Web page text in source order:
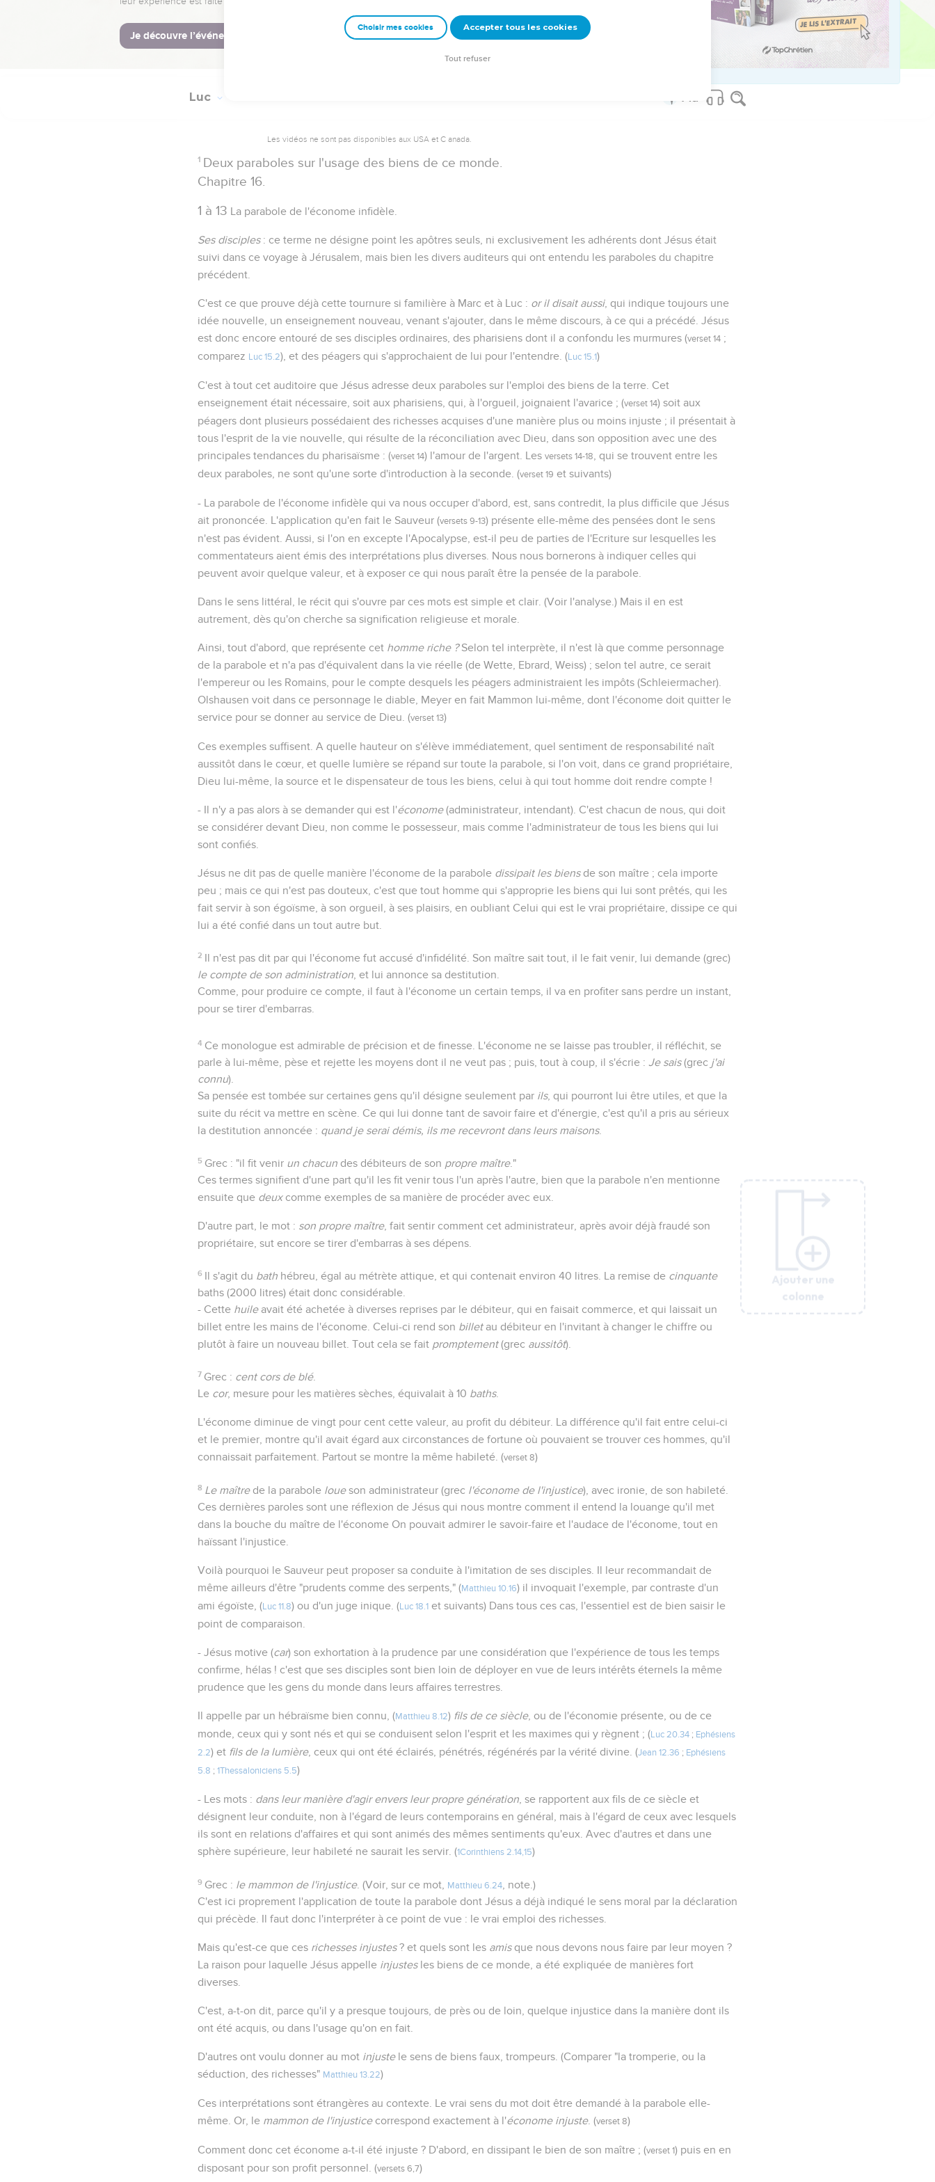
Autres ressources sur theotex.org, contact theotex@gmail.com
Ajouter une
colonne
Luc
Les vidéos ne sont pas disponibles aux USA et C anada.
1 Deux paraboles sur l'usage des biens de ce monde.
Chapitre 16.
1 à 13 La parabole de l'économe infidèle.
Ses disciples: ce terme ne désigne point les apôtres seuls, ni exclusivement les adhérents dont Jésus était
suivi dans ce voyage à Jérusalem, mais bien les divers auditeurs qui ont entendu les paraboles du chapitre
précédent.
C'est ce que prouve déjà cette tournure si familière à Marc et à Luc : or il disait aussi, qui indique toujours une
idée nouvelle, un enseignement nouveau, venant s'ajouter, dans le même discours, à ce qui a précédé. Jésus
est donc encore entouré de ses disciples ordinaires, des pharisiens dont il a confondu les murmures (verset 14 ;
comparez
Luc 15.2), et des péagers qui s'approchaient de lui pour l'entendre. ( Luc 15.1)
C'est à tout cet auditoire que Jésus adresse deux paraboles sur l'emploi des biens de la terre. Cet
enseignement était nécessaire, soit aux pharisiens, qui, à l'orgueil, joignaient l'avarice ; (verset 14) soit aux
péagers dont plusieurs possédaient des richesses acquises d'une manière plus ou moins injuste ; il présentait à
tous l'esprit de la vie nouvelle, qui résulte de la réconciliation avec Dieu, dans son opposition avec une des
principales tendances du pharisaïsme : (verset 14) l'amour de l'argent. Les versets 14-18
, qui se trouvent entre les
deux paraboles, ne sont qu'une sorte d'introduction à la seconde. (verset 19 et suivants)
- La parabole de l'économe infidèle qui va nous occuper d'abord, est, sans contredit, la plus difficile que Jésus
ait prononcée. L'application qu'en fait le Sauveur (versets 9-13) présente elle-même des pensées dont le sens
n'est pas évident. Aussi, si l'on en excepte l'Apocalypse, est-il peu de parties de l'Ecriture sur lesquelles les
commentateurs aient émis des interprétations plus diverses. Nous nous bornerons à indiquer celles qui
peuvent avoir quelque valeur, et à exposer ce qui nous paraît être la pensée de la parabole.
Dans le sens littéral, le récit qui s'ouvre par ces mots est simple et clair. (Voir l'analyse.) Mais il en est
autrement, dès qu'on cherche sa signification religieuse et morale.
Ainsi, tout d'abord, que représente cet homme riche ?Selon tel interprète, il n'est là que comme personnage
de la parabole et n'a pas d'équivalent dans la vie réelle (de Wette, Ebrard, Weiss) ; selon tel autre, ce serait
l'empereur ou les Romains, pour le compte desquels les péagers administraient les impôts (Schleiermacher).
Olshausen voit dans ce personnage le diable, Meyer en fait Mammon lui-même, dont l'économe doit quitter le
service pour se donner au service de Dieu. (verset 13)
Ces exemples suffisent. A quelle hauteur on s'élève immédiatement, quel sentiment de responsabilité naît
aussitôt dans le cœur, et quelle lumière se répand sur toute la parabole, si l'on voit, dans ce grand propriétaire,
Dieu lui-même, la source et le dispensateur de tous les biens, celui à qui tout homme doit rendre compte !
- Il n'y a pas alors à se demander qui est l'économe(administrateur, intendant). C'est chacun de nous, qui doit
se considérer devant Dieu, non comme le possesseur, mais comme l'administrateur de tous les biens qui lui
sont confiés.
Jésus ne dit pas de quelle manière l'économe de la parabole dissipait les biensde son maître ; cela importe
peu ; mais ce qui n'est pas douteux, c'est que tout homme qui s'approprie les biens qui lui sont prêtés, qui les
fait servir à son égoïsme, à son orgueil, à ses plaisirs, en oubliant Celui qui est le vrai propriétaire, dissipe ce qui
lui a été confié dans un tout autre but.
2 Il n'est pas dit par qui l'économe fut accusé d'infidélité. Son maître sait tout, il le fait venir, lui demande (grec)
le compte de son administration , et lui annonce sa destitution.
Comme, pour produire ce compte, il faut à l'économe un certain temps, il va en profiter sans perdre un instant,
pour se tirer d'embarras.
4 Ce monologue est admirable de précision et de finesse. L'économe ne se laisse pas troubler, il réfléchit, se
parle à lui-même, pèse et rejette les moyens dont il ne veut pas ; puis, tout à coup, il s'écrie : Je sais(grec j'ai
connu).
Sa pensée est tombée sur certaines gens qu'il désigne seulement par ils, qui pourront lui être utiles, et que la
suite du récit va mettre en scène. Ce qui lui donne tant de savoir faire et d'énergie, c'est qu'il a pris au sérieux
la destitution annoncée : quand je serai démis, ils me recevront dans leurs maisons.
5 Grec : "il fit venir un chacun des débiteurs de son propre maître."
Ces termes signifient d'une part qu'il les fit venir tous l'un après l'autre, bien que la parabole n'en mentionne
ensuite que deuxcomme exemples de sa manière de procéder avec eux.
D'autre part, le mot : son propre maître, fait sentir comment cet administrateur, après avoir déjà fraudé son
propriétaire, sut encore se tirer d'embarras à ses dépens.
6 Il s'agit du bath hébreu, égal au métrète attique, et qui contenait environ 40 litres. La remise de cinquante
baths (2000 litres) était donc considérable.
- Cette huileavait été achetée à diverses reprises par le débiteur, qui en faisait commerce, et qui laissait un
billet entre les mains de l'économe. Celui-ci rend son billetau débiteur en l'invitant à changer le chiffre ou
plutôt à faire un nouveau billet. Tout cela se fait promptement(grec aussitôt).
7 Grec : cent cors de blé.
Le cor, mesure pour les matières sèches, équivalait à 10 baths.
L'économe diminue de vingt pour cent cette valeur, au profit du débiteur. La différence qu'il fait entre celui-ci
et le premier, montre qu'il avait égard aux circonstances de fortune où pouvaient se trouver ces hommes, qu'il
connaissait parfaitement. Partout se montre la même habileté. (verset 8)
8 Le maîtrede la parabole loueson administrateur (grec l'économe de l'injustice), avec ironie, de son habileté.
Ces dernières paroles sont une réflexion de Jésus qui nous montre comment il entend la louange qu'il met
dans la bouche du maître de l'économe On pouvait admirer le savoir-faire et l'audace de l'économe, tout en
haïssant l'injustice.
Voilà pourquoi le Sauveur peut proposer sa conduite à l'imitation de ses disciples. Il leur recommandait de
même ailleurs d'être "prudents comme des serpents," (Matthieu 10.16) il invoquait l'exemple, par contraste d'un
ami égoïste, ( Luc 11.8) ou d'un juge inique. ( Luc 18.1 et suivants) Dans tous ces cas, l'essentiel est de bien saisir le
point de comparaison.
- Jésus motive (car) son exhortation à la prudence par une considération que l'expérience de tous les temps
confirme, hélas ! c'est que ses disciples sont bien loin de déployer en vue de leurs intérêts éternels la même
prudence que les gens du monde dans leurs affaires terrestres.
Il appelle par un hébraïsme bien connu, (Matthieu 8.12) fils de ce siècle, ou de l'économie présente, ou de ce
monde, ceux qui y sont nés et qui se conduisent selon l'esprit et les maximes qui y règnent ; ( Luc 20.34 ; Ephésiens
2.2) et fils de la lumière, ceux qui ont été éclairés, pénétrés, régénérés par la vérité divine. (Jean 12.36 ; Ephésiens
5.8 ; 1Thessaloniciens 5.5)
- Les mots : dans leur manière d'agir envers leur propre génération , se rapportent aux fils de ce siècle et
désignent leur conduite, non à l'égard de leurs contemporains en général, mais à l'égard de ceux avec lesquels
ils sont en relations d'affaires et qui sont animés des mêmes sentiments qu'eux. Avec d'autres et dans une
sphère supérieure, leur habileté ne saurait les servir. (1Corinthiens 2.14,15)
9 Grec : le mammon de l'injustice. (Voir, sur ce mot, Matthieu 6.24
, note.)
C'est ici proprement l'application de toute la parabole dont Jésus a déjà indiqué le sens moral par la déclaration
qui précède. Il faut donc l'interpréter à ce point de vue : le vrai emploi des richesses.
Mais qu'est-ce que ces richesses injustes? et quels sont les amisque nous devons nous faire par leur moyen ?
La raison pour laquelle Jésus appelle injustesles biens de ce monde, a été expliquée de manières fort
diverses.
C'est, a-t-on dit, parce qu'il y a presque toujours, de près ou de loin, quelque injustice dans la manière dont ils
ont été acquis, ou dans l'usage qu'on en fait.
D'autres ont voulu donner au mot injustele sens de biens faux, trompeurs. (Comparer "la tromperie, ou la
séduction, des richesses" Matthieu 13.22)
Ces interprétations sont étrangères au contexte. Le vrai sens du mot doit être demandé à la parabole elle-
même. Or, le mammon de l'injusticecorrespond exactement à l'économe injuste. (verset 8)
Comment donc cet économe a-t-il été injuste ? D'abord, en dissipant le bien de son maître ; (verset 1) puis en en
disposant pour son profit personnel. (versets 6,7)
Ajouter une
colonne
Ajouter une
colonne
Ajouter une
colonne
Ajouter une
colonne
Choisir mes cookies Accepter tous les cookies
Tout refuser